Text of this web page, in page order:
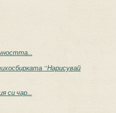
“Нарисувай
си чар...